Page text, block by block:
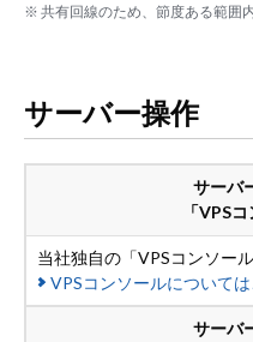
※ 共有回線のため、節度ある範囲
サーバー操作
サーバ
「VPS
当社独自の「VPSコンソール
VPSコンソールについて
サーバ